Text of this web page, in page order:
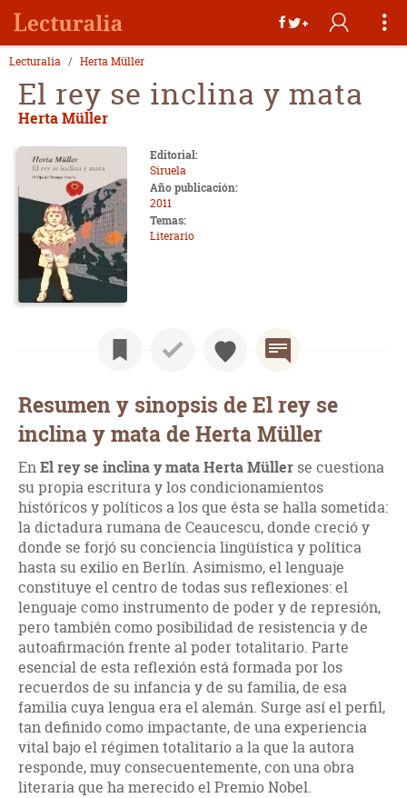
Lecturalia Herta Müller
El rey se inclina y mata
Herta Müller
Editorial:
Siruela
Año publicación:
2011
Temas:
Literario
Resumen y sinopsis de El rey se
inclina y mata de Herta Müller
EnEl rey se inclina y mata Herta Müller se cuestiona
su propia escritura y los condicionamientos
históricos y políticos a los que ésta se halla sometida:
la dictadura rumana de Ceaucescu, donde creció y
donde se forjó su conciencia lingüística y política
hasta su exilio en Berlín. Asimismo, el lenguaje
constituye el centro de todas sus reflexiones: el
lenguaje como instrumento de poder y de represión,
pero también como posibilidad de resistencia y de
autoafirmación frente al poder totalitario. Parte
esencial de esta reflexión está formada por los
recuerdos de su infancia y de su familia, de esa
familia cuya lengua era el alemán. Surge así el perfil,
tan definido como impactante, de una experiencia
vital bajo el régimen totalitario a la que la autora
responde, muy consecuentemente, con una obra
literaria que ha merecido el Premio Nobel.